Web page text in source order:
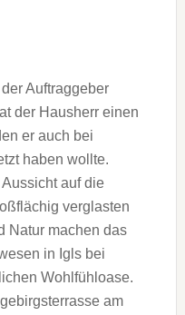
Auftraggeber
der Hausherr einen
er auch bei
haben wollte.
auf die
verglasten
Natur machen das
in Igls bei
Wohlfühloase.
am